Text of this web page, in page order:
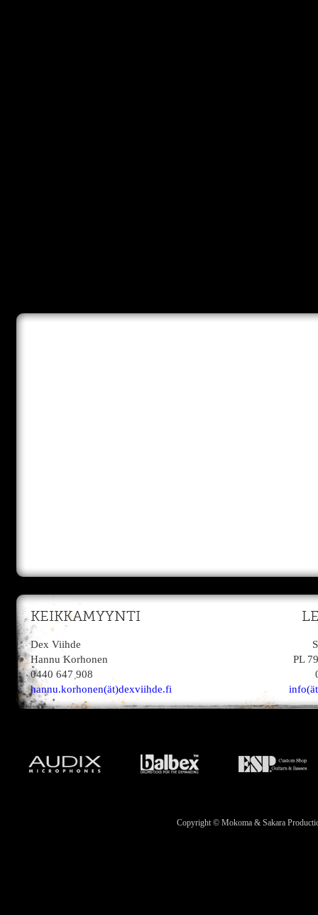
KEIKKAMYYNTI
Dex Viihde
Hannu Korhonen
0440 647 908
hannu.korhonen(ät)dexviihde.fi
PL
Copyright © Mokoma & Sakara